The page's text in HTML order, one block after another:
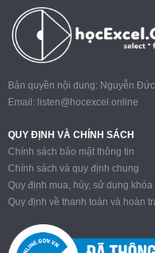
MOS
Power BI
Bản quyền nội dung: Nguyễn
Email: listen@hocexcel.online
QUY ĐỊNH VÀ CHÍNH SÁCH
Chính sách bảo mật thông tin
Chính sách và quy định chung
Quy định mua, hủy, sử dụng khóa
Quy định về thanh toán và hoàn